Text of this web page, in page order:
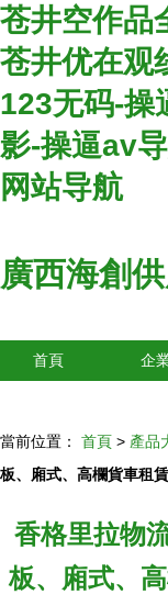
苍井空作品
苍井优在观
123无码-操
影-操逼av
网站导航
廣西海創
首頁 企
當前位置： 首頁 > 產品
板、廂式、高欄貨車租
香格里拉物
板、廂式、